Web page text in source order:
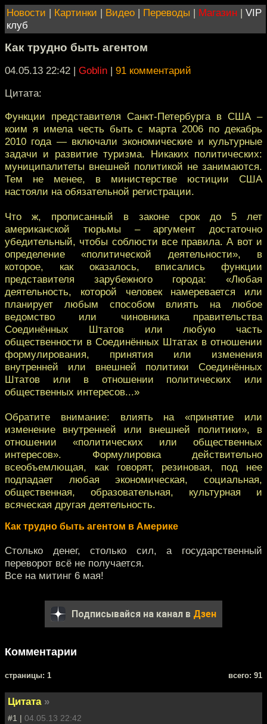
Новости | Картинки | Видео | Переводы | Магазин | VIP
клуб
Как трудно быть агентом
04.05.13 22:42 | Goblin | 91 комментарий
Цитата:
Функции представителя Санкт-Петербурга в США –
коим я имела честь быть с марта 2006 по декабрь
2010 года — включали экономические и культурные
задачи и развитие туризма. Никаких политических:
муниципалитеты внешней политикой не занимаются.
Тем не менее, в министерстве юстиции США
настояли на обязательной регистрации.
Что ж, прописанный в законе срок до 5 лет
американской тюрьмы – аргумент достаточно
убедительный, чтобы соблюсти все правила. А вот и
определение «политической деятельности», в
которое, как оказалось, вписались функции
представителя зарубежного города: «Любая
деятельность, которой человек намеревается или
планирует любым способом влиять на любое
ведомство или чиновника правительства
Соединённых Штатов или любую часть
общественности в Соединённых Штатах в отношении
формулирования, принятия или изменения
внутренней или внешней политики Соединённых
Штатов или в отношении политических или
общественных интересов...»
Обратите внимание: влиять на «принятие или
изменение внутренней или внешней политики», в
отношении «политических или общественных
интересов». Формулировка действительно
всеобъемлющая, как говорят, резиновая, под нее
подпадает любая экономическая, социальная,
общественная, образовательная, культурная и
всяческая другая деятельность.
Как трудно быть агентом в Америке
Столько денег, столько сил, а государственный
переворот всё не получается.
Все на митинг 6 мая!
Подписывайся на канал в Дзен
Комментарии
cтраницы: 1 всего: 91
Цитата »
#1 | 04.05.13 22:42